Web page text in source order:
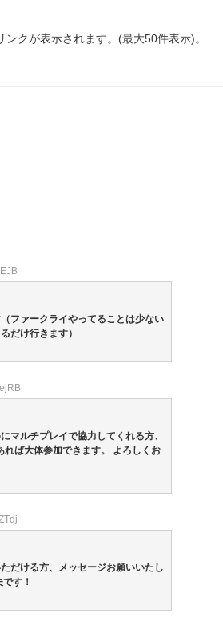
クが表示されます。(最大50件表示)。
ファークライやってることは少ない
だけ行きます）
マルチプレイで協力してくれる方、
れば大体参加できます。 よろしくお
だける方、メッセージお願いいたし
す！